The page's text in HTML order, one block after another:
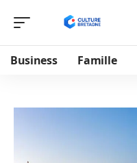
Business Famille